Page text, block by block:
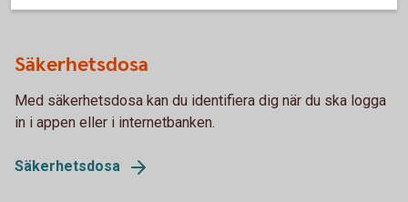
Säkerhetsdosa
Med säkerhetsdosa kan du identifiera dig när du ska logga
in i appen eller i internetbanken.
Säkerhetsdosa